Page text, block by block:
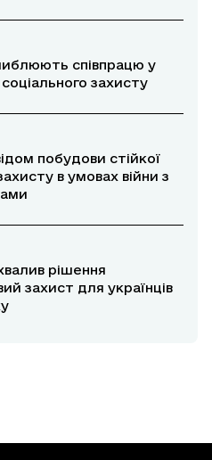
співпрацю у
захисту
побудови стійкої
в умовах війни з
рішення
захист для українців